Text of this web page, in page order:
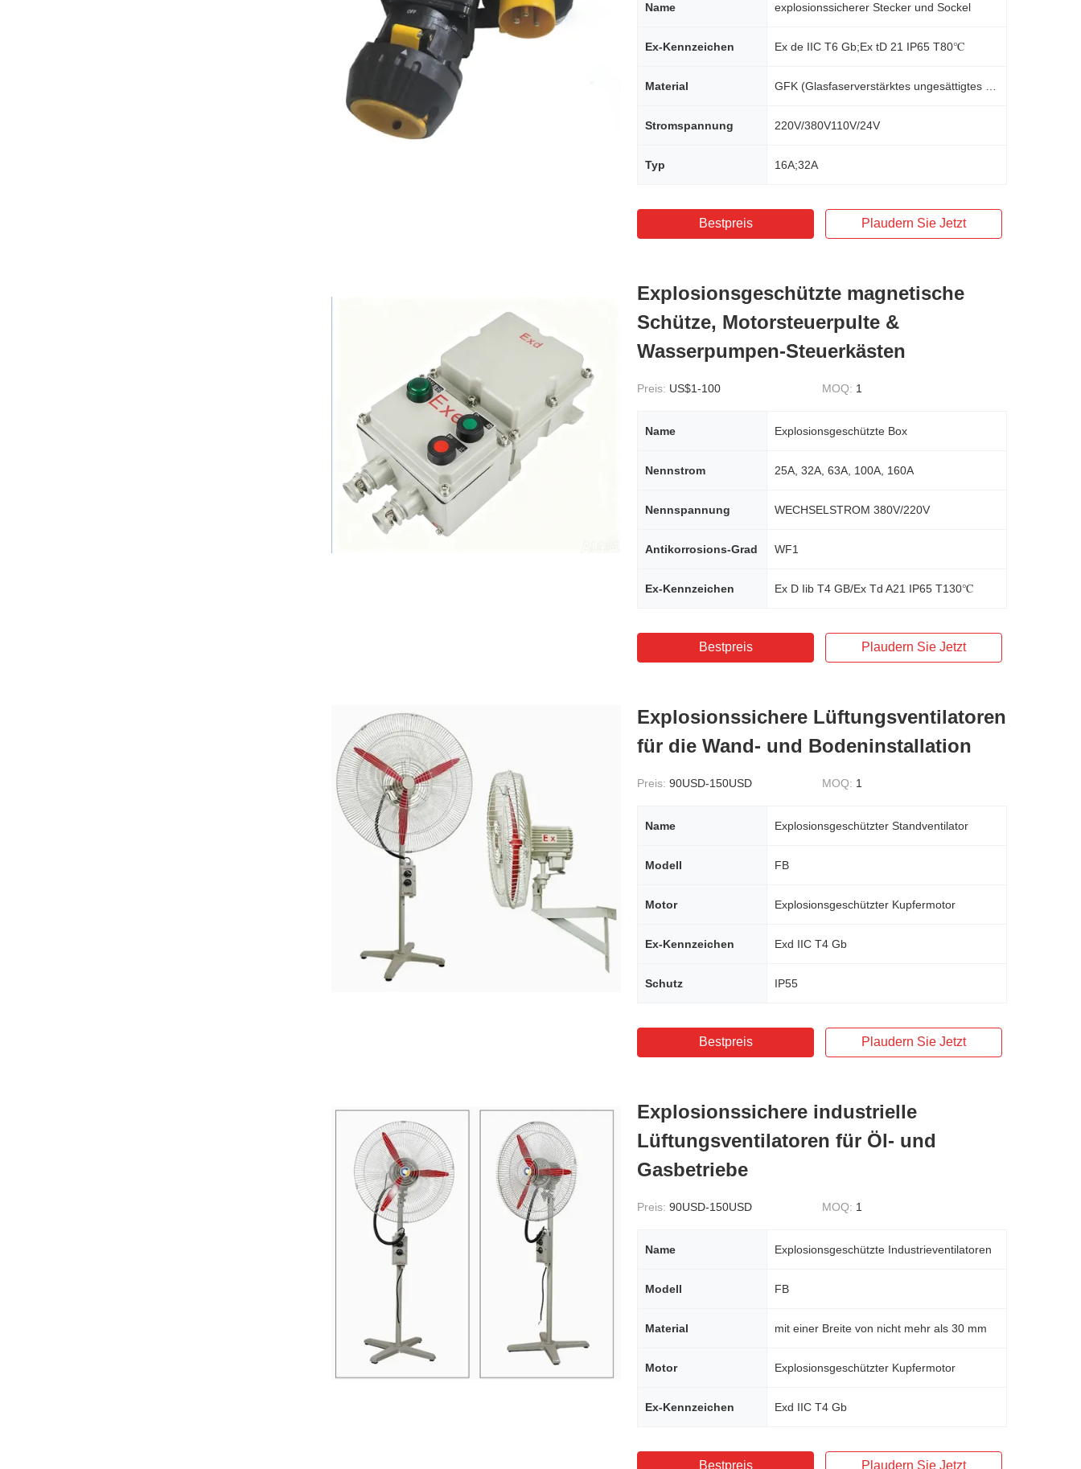
Name explosionssicherer Stecker und Sockel
Ex-Kennzeichen Ex de IIC T6 Gb;Ex tD 21 IP65 T80℃
Material
Stromspannung 220V/380V110V/24V
Typ 16A;32A
Bestpreis Plaudern Sie Jetzt
Explosionsgeschützte magnetische
Schütze, Motorsteuerpulte &
Wasserpumpen-Steuerkästen
Preis: US$1-100 MOQ: 1
Name Explosionsgeschützte Box
Nennstrom 25A, 32A, 63A, 100A, 160A
Nennspannung WECHSELSTROM 380V/220V
Antikorrosions-Grad WF1
Ex-Kennzeichen Ex D Iib T4 GB/Ex Td A21 IP65 T130℃
Bestpreis Plaudern Sie Jetzt
Explosionssichere Lüftungsventilatoren
für die Wand- und Bodeninstallation
Preis: 90USD-150USD MOQ: 1
Name Explosionsgeschützter Standventilator
Modell FB
Motor Explosionsgeschützter Kupfermotor
Ex-Kennzeichen Exd IIC T4 Gb
Schutz IP55
Bestpreis Plaudern Sie Jetzt
Explosionssichere industrielle
Lüftungsventilatoren für Öl- und
Gasbetriebe
Preis: 90USD-150USD MOQ: 1
Name Explosionsgeschützte Industrieventilatoren
Modell FB
Material mit einer Breite von nicht mehr als 30 mm
Motor Explosionsgeschützter Kupfermotor
Ex-Kennzeichen Exd IIC T4 Gb
Bestpreis Plaudern Sie Jetzt